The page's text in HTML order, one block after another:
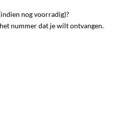
nog voorradig)?
nummer dat je wilt ontvangen.